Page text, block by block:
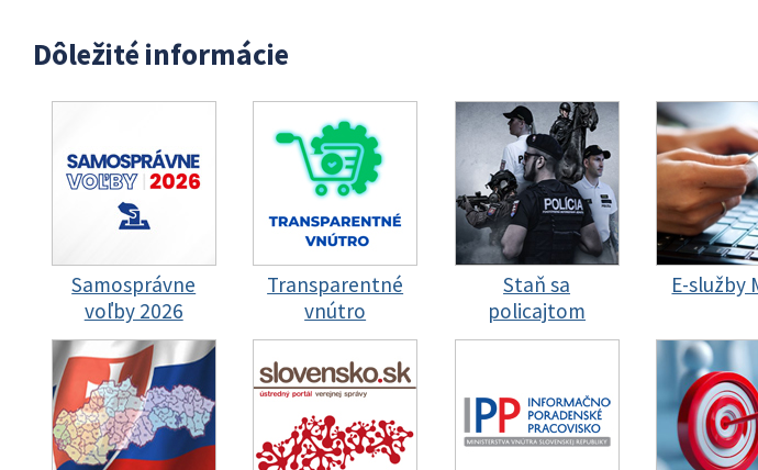
Dôležité informácie
Samosprávne
voľby 2026
Transparentné
vnútro
Staň sa
policajtom
E-služby